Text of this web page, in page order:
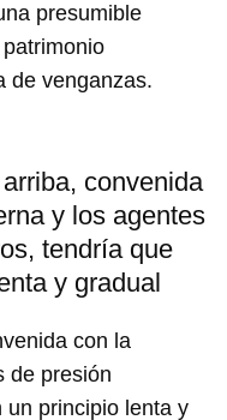
presumible
de venganzas.
convenida
y los agentes
tendría que
y gradual
con la
de presión
principio lenta y